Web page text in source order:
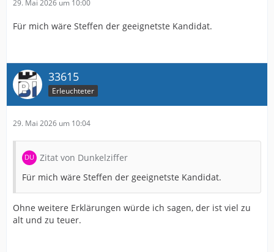
29. Mai 2026 um 10:00
Für mich wäre Steffen der geeignetste Kandidat.
33615
Erleuchteter
29. Mai 2026 um 10:04
Zitat von Dunkelziffer
Für mich wäre Steffen der geeignetste Kandidat.
Ohne weitere Erklärungen würde ich sagen, der ist viel zu
alt und zu teuer.